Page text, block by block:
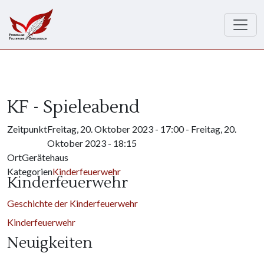
KF - Spieleabend
ZeitpunktFreitag, 20. Oktober 2023 - 17:00- Freitag, 20.
Oktober 2023 - 18:15
OrtGerätehaus
KategorienKinderfeuerwehr
Kinderfeuerwehr
Geschichte der Kinderfeuerwehr
Kinderfeuerwehr
Neuigkeiten